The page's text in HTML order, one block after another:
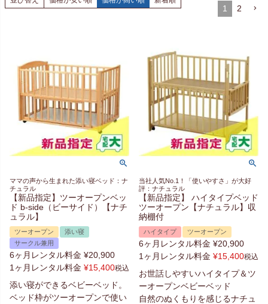
1 2
ママの声から生まれた添い寝ベッド：ナ
チュラル
【新品指定】ツーオープンベッ
ド b-side（ビーサイド）【ナチ
ュラル】
ツーオープン
添い寝
サークル兼用
6ヶ月レンタル料金 ¥20,900
1ヶ月レンタル料金 ¥15,400税込
添い寝ができるベビーベッド。
ベッド枠がツーオープンで使い
当社人気No.1！「使いやすさ」が大好
評：ナチュラル
【新品指定】 ハイタイプベッド
ツーオープン【ナチュラル】収
納棚付
ハイタイプ ツーオープン
6ヶ月レンタル料金 ¥20,900
1ヶ月レンタル料金 ¥15,400税込
お世話しやすいハイタイプ＆ツ
ーオープンベビーベッド
自然のぬくもりを感じるナチュ